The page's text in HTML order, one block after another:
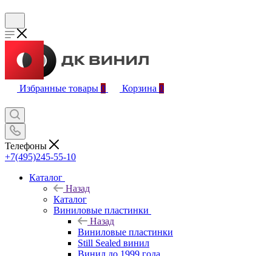
Избранные товары 0 Корзина 0
Телефоны
+7(495)245-55-10
Каталог
Назад
Каталог
Виниловые пластинки
Назад
Виниловые пластинки
Still Sealed винил
Винил до 1999 года